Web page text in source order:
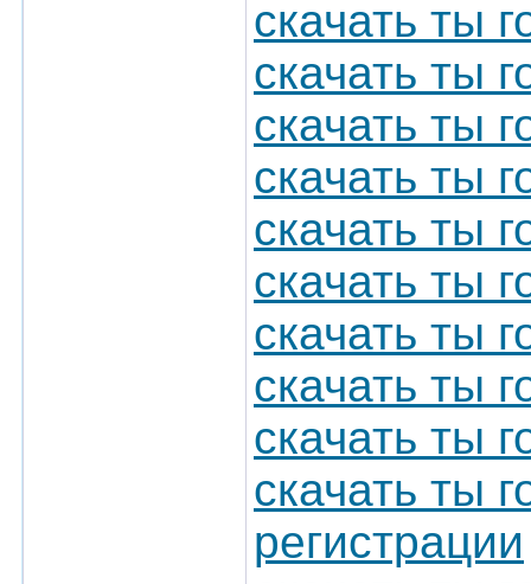
скачать ты
скачать ты
скачать ты
скачать ты
скачать ты
скачать ты
скачать ты
скачать ты
скачать ты
скачать ты
регистрации